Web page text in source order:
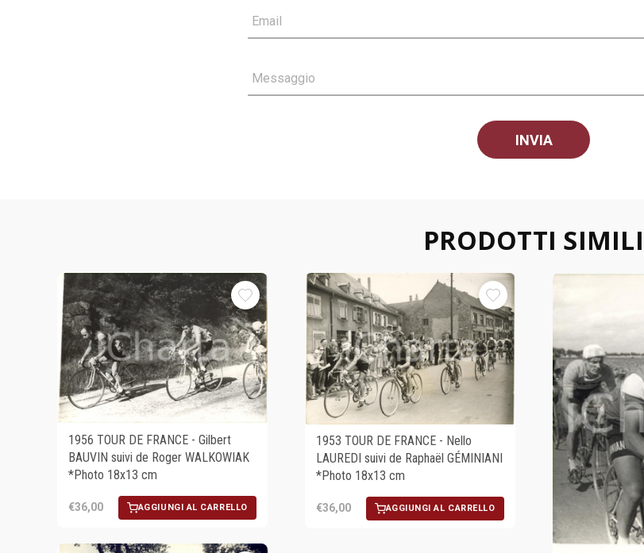
Email
Messaggio
PRODOTTI SIMILI
1956 TOUR DE FRANCE - Gilbert
BAUVIN suivi de Roger WALKOWIAK
*Photo 18x13 cm
€36,00 AGGIUNGI AL CARRELLO
1953 TOUR DE FRANCE - Nello
LAUREDI suivi de Raphaël GÉMINIANI
*Photo 18x13 cm
€36,00 AGGIUNGI AL CARRELLO